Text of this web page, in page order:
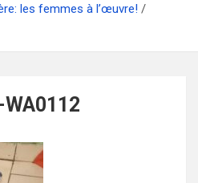
les femmes à l’œuvre!
WA0112